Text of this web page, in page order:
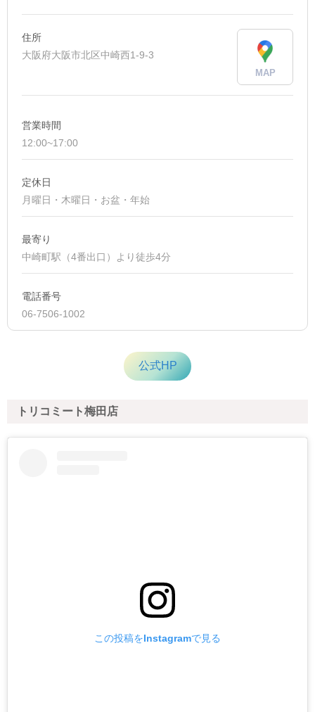
住所
大阪府大阪市北区中崎西1-9-3
MAP
営業時間
12:00~17:00
定休日
月曜日・木曜日・お盆・年始
最寄り
中崎町駅（4番出口）より徒歩4分
電話番号
06-7506-1002
公式HP
トリコミート梅田店
この投稿をInstagramで見る